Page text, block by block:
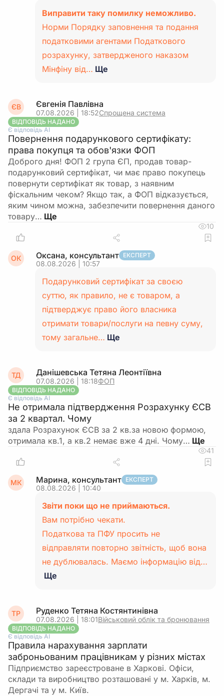
Виправити таку помилку неможливо.
Норми Порядку заповнення та подання
податковими агентами Податкового
розрахунку, затвердженого наказом
Мінфіну від… Ще
ЄВ Євгенія Павлівна
07.08.2026 | 18:52Спрощена система
ВІДПОВІДЬ НАДАНО
Є відповідь АІ
Повернення подарункового сертифікату:
права покупця та обов'язки ФОП
Доброго дня! ФОП 2 група ЄП, продав товар-
подарунковий сертифікат, чи має право покупець
повернути сертифікат як товар, з наявним
фіскальним чеком? Якщо так, а ФОП відказується,
яким чином можна, забезпечити повернення даного
товару…
10
ОК Оксана, консультант ЕКСПЕРТ
08.08.2026 | 10:57
Подарунковий сертифікат за своєю
суттю, як правило, не є товаром, а
підтверджує право його власника
отримати товари/послуги на певну суму,
тому загальне… Ще
ТД Данішевська Тетяна Леонтіївна
07.08.2026 | 18:18ФОП
ВІДПОВІДЬ НАДАНО
Є відповідь АІ
Не отримала підтвердження Розрахунку ЄСВ
за 2 квартал. Чому
здала Розрахунок ЄСВ за 2 кв.за новою формою,
отримала кв.1, а кв.2 немає вже 4 дні. Чому…
41
МК Марина, консультант ЕКСПЕРТ
08.08.2026 | 10:40
Звіти поки що не приймаються.
Вам потрібно чекати.
Податкова та ПФУ просить не
відправляти повторно звітність, щоб вона
не дублювалась. Маємо інформацію від…
Ще
ТР Руденко Тетяна Костянтинівна
07.08.2026 | 18:01Військовий облік та бронювання
ВІДПОВІДЬ НАДАНО
Є відповідь АІ
Правила нарахування зарплати
заброньованим працівникам у різних містах
Підприємство зареєстроване в Харкові. Офіси,
склади та виробництво розташовані у м. Харків, м.
Дергачі та у м. Київ.